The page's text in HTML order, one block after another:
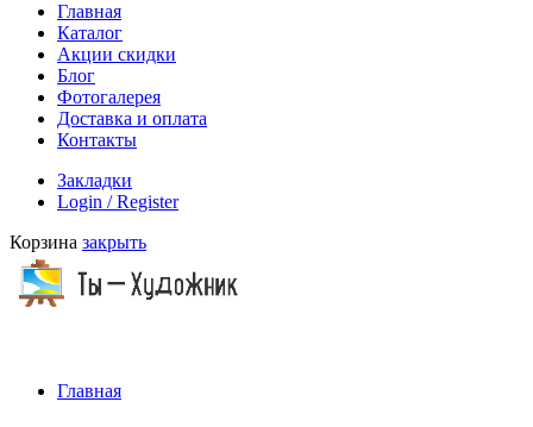
Главная
Каталог
Акции скидки
Блог
Фотогалерея
Доставка и оплата
Контакты
Закладки
Login / Register
Корзина закрыть
Главная